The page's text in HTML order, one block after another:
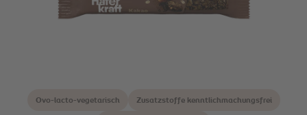
Ovo-lacto-vegetarisch Zusatzstoffe kenntlichmachungsfrei